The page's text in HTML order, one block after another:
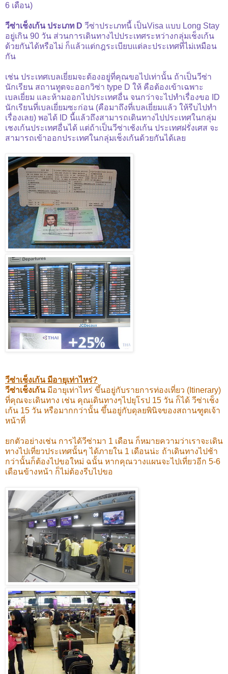
6 เดือน)
วีซ่าเช็งเก้น ประเภท D วีซ่าประเภทนี้ เป็นVisa แบบ Long Stay
อยู่เกิน 90 วัน ส่วนการเดินทางไป ประเทศระหว่างกลุ่มเช็งเก้น
ด้วยกันได้หรือไม่ ก็แล้วแต่กฎระเบียบแต่ละประเทศที่ไม่เหมือน
กัน
เช่น ประเทศเบลเยี่ยมจะต้องอยู่ที่คุณขอไปเท่านั้น ถ้าเป็นวีซ่า
นักเรียน สถานทูตจะออกวิซ่า type D ให้ คือต้องเข้าเฉพาะ
เบลเยี่ยม และห้ามออกไปประเทศอื่น จนกว่าจะไปทำเรื่องขอ ID
นักเรียนที่เบลเยี่ยมซะก่อน (คือมาถึงที่เบลเยี่ยมแล้ว ให้รีบไปทำ
เรื่องเลย) พอได้ ID นี้แล้วถึงสามารถเดินทางไปประเทศในกลุ่ม
เชงเก้นประเทศอื่นได้ แต่ถ้าเป็นวีซ่าเช้งเก้น ประเทศฝรั่งเศส จะ
สามารถเข้าออกประเทศในกลุ่มเช็งเก้นด้วยกันได้เลย
วีซ่าเช็งเก้น มีอายุเท่าไหร่?
วีซ่าเช็งเก้น มีอายุเท่าไหร่ ขึ้นอยู่กับรายการท่องเที่ยว (Itinerary)
ที่คุณจะเดินทาง เช่น คุณเดินทางๆไปยุโรป 15 วัน ก็ได้ วีซ่าเช็ง
เก้น 15 วัน หรือมากกว่านั้น ขึ้นอยู่กับดุลยพินิจของสถานฑูตเจ้า
หน้าที่
ยกตัวอย่างเช่น การได้วีซ่ามา 1 เดือน ก็หมายความว่าเราจะเดิน
ทางไปเที่ยวประเทศนั้นๆ ได้ภายใน 1 เดือนน่ะ ถ้าเดินทางไปช้า
กว่านั้นก็ต้องไปขอใหม่ ฉนั้น หากคุณวางแผนจะไปเที่ยวอีก 5-6
เดือนข้างหน้า ก็ไม่ต้องรีบไปขอ